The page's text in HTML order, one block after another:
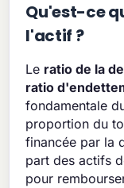
Qu'est-ce
l'actif ?
Le ratio de la
ratio
fondamentale
proportion du
financée par la
part des actifs
pour